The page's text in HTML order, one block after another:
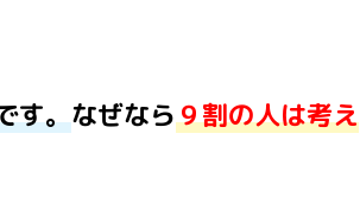
す。なぜなら９割の人は考え